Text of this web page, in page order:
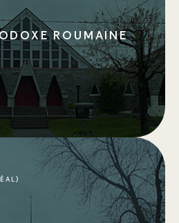
ROUMAINE